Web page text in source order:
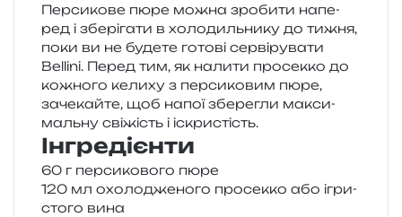
Персикове пюре можна зро­би­ти напе­
ред і збе­рі­га­ти в холо­диль­ни­ку до тижня,
поки ви не буде­те гото­ві сер­ві­ру­ва­ти
Bellini. Перед тим, як нали­ти про­сек­ко до
кожно­го кели­ху з пер­си­ко­вим пюре,
заче­кай­те, щоб напої збе­ре­гли макси­
маль­ну сві­жість і іскристість.
Інгредієнти
60 г пер­си­ко­во­го пюре
120 мл охо­ло­дже­но­го про­сек­ко або ігри­
сто­го вина